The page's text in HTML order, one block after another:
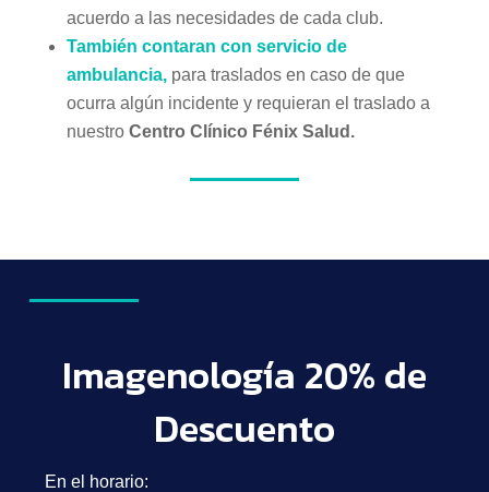
acuerdo a las necesidades de cada club.
También contaran con servicio de
ambulancia,para traslados en caso de que
ocurra algún incidente y requieran el traslado a
nuestro Centro Clínico Fénix Salud.
Imagenología 20% de
Descuento
En el horario: